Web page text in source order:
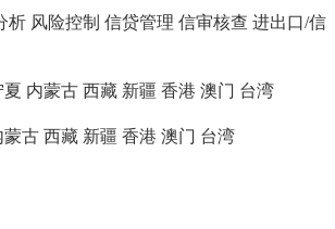
析 风险控制 信贷管理 信审核查 进出口/信
夏 内蒙古 西藏 新疆 香港 澳门 台湾
蒙古 西藏 新疆 香港 澳门 台湾